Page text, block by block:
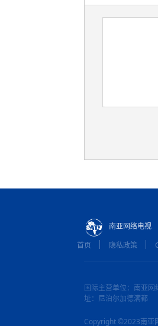
南亚网络电视
首页
隐私政策
国际主营单位：南亚
址：尼泊尔加德满都
Copyright ©2023南亚